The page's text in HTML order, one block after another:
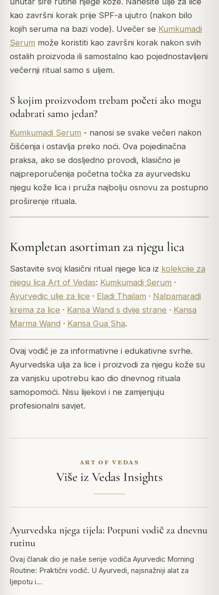
kao završni korak prije SPF-a ujutro (nakon bilo
kojih seruma na bazi vode). Uvečer se Kumkumadi
Serum može koristiti kao završni korak nakon svih
ostalih proizvoda ili samostalno kao pojednostavljeni
večernji ritual samo s uljem.
S kojim proizvodom trebam početi ako mogu
odabrati samo jedan?
Kumkumadi Serum - nanosi se svake večeri nakon
čišćenja i ostavlja preko noći. Ova pojedinačna
praksa, ako se dosljedno provodi, klasično je
najpreporučenija početna točka za ayurvedsku
njegu kože lica i pruža najbolju osnovu za postupno
proširenje rituala.
Kompletan asortiman za njegu lica
Sastavite svoj klasični ritual njege lica iz kolekcije za
njegu lica Art of Vedas: Kumkumadi Serum ·
Ayurvedic ulje za lice · Eladi Thailam · Nalpamaradi
krema za lice · Kansa Wand s dvije strane · Kansa
Marma Wand · Kansa Gua Sha.
Ovaj vodič je za informativne i edukativne svrhe.
Ayurvedska ulja za lice i proizvodi za njegu kože su
za vanjsku upotrebu kao dio dnevnog rituala
samopomoći. Nisu lijekovi i ne zamjenjuju
profesionalni savjet.
ART OF VEDAS
Više iz Vedas Insights
Ayurvedska njega tijela: Potpuni vodič za dnevnu
rutinu
Ovaj članak dio je naše serije vodiča Ayurvedic Morning
Routine: Praktični vodič. U Ayurvedi, najsnažniji alat za
ljepotu i…